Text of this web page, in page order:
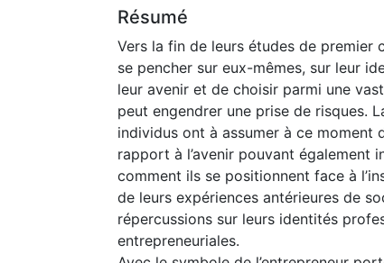
Résumé
Vers la fin de leurs études de premier
se pencher sur eux-mêmes, sur leur
leur avenir et de choisir parmi une
peut engendrer une prise de risques.
individus ont à assumer à ce moment
rapport à l’avenir pouvant également
comment ils se positionnent face à
de leurs expériences antérieures de
répercussions sur leurs identités
entrepreneuriales.